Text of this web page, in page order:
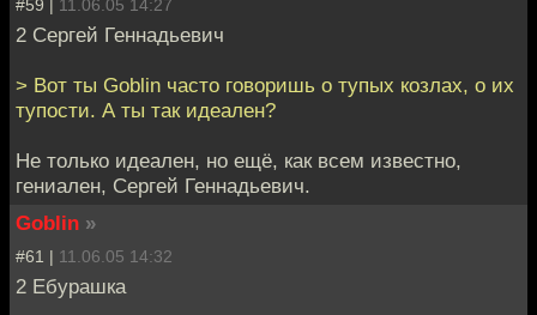
#59 | 11.06.05 14:27
2 Сергей Геннадьевич
> Вот ты Goblin часто говоришь о тупых козлах, о их
тупости. А ты так идеален?
Не только идеален, но ещё, как всем известно,
гениален, Сергей Геннадьевич.
Goblin »
#61 | 11.06.05 14:32
2 Ебурашка